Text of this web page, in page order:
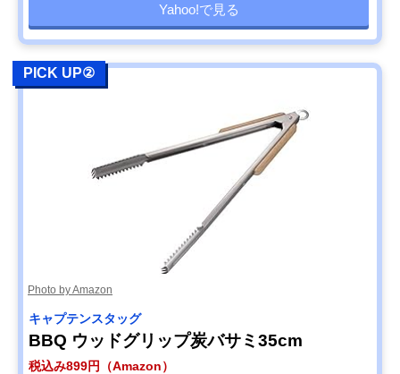
Yahoo!で見る
PICK UP②
Photo by Amazon
キャプテンスタッグ
BBQ ウッドグリップ炭バサミ35cm
税込み899円（Amazon）